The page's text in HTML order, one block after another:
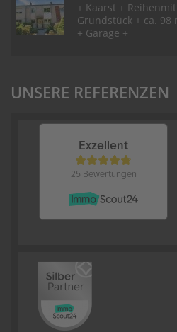
+ Kaarst +
Grundstück + ca. 98
+ Garage +
UNSERE REFERENZEN